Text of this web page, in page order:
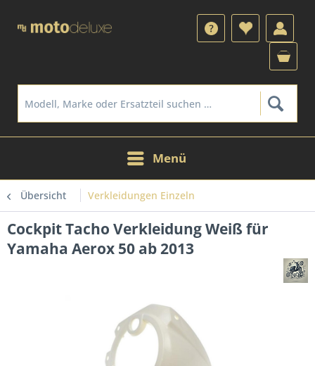
Menü
Übersicht Verkleidungen Einzeln
Cockpit Tacho Verkleidung Weiß für
Yamaha Aerox 50 ab 2013